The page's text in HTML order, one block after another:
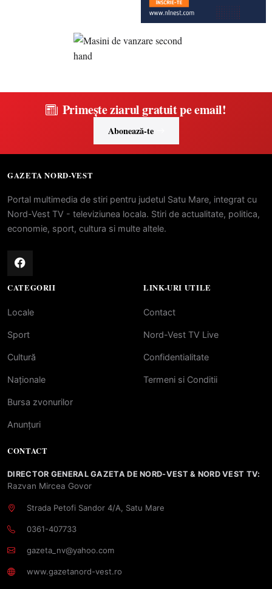
Primește ziarul gratuit pe email!
Abonează-te
GAZETA NORD-VEST
Portal multimedia de stiri pentru judetul Satu Mare, integrat cu
Nord-Vest TV - televiziunea locala. Stiri de actualitate, politica,
economie, sport, cultura si multe altele.
CATEGORII
Locale
Sport
Cultură
Naționale
Bursa zvonurilor
Anunțuri
LINK-URI UTILE
Contact
Nord-Vest TV Live
Confidentialitate
Termeni si Conditii
CONTACT
DIRECTOR GENERAL GAZETA DE NORD-VEST & NORD VEST TV:
Razvan Mircea Govor
Strada Petofi Sandor 4/A, Satu Mare
0361-407733
gazeta_nv@yahoo.com
www.gazetanord-vest.ro